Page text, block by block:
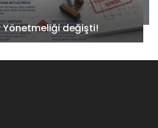
Dolayoba projesiyle ilgili